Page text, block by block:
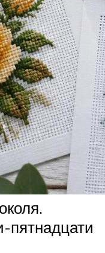
пятнадцати